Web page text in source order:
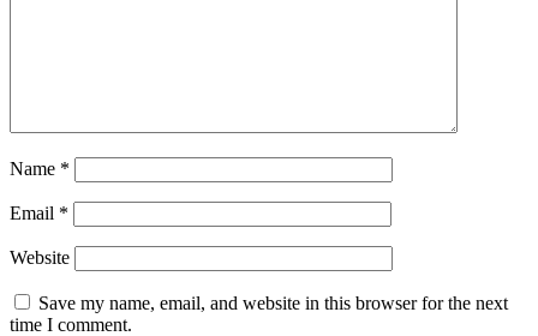
Name *
Email *
Website
Save my name, email, and website in this browser for the next
time I comment.